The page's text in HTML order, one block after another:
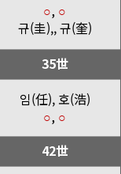
○, ○
규(圭),, 규(奎)
35世
임(任), 호(浩)
○, ○
42世